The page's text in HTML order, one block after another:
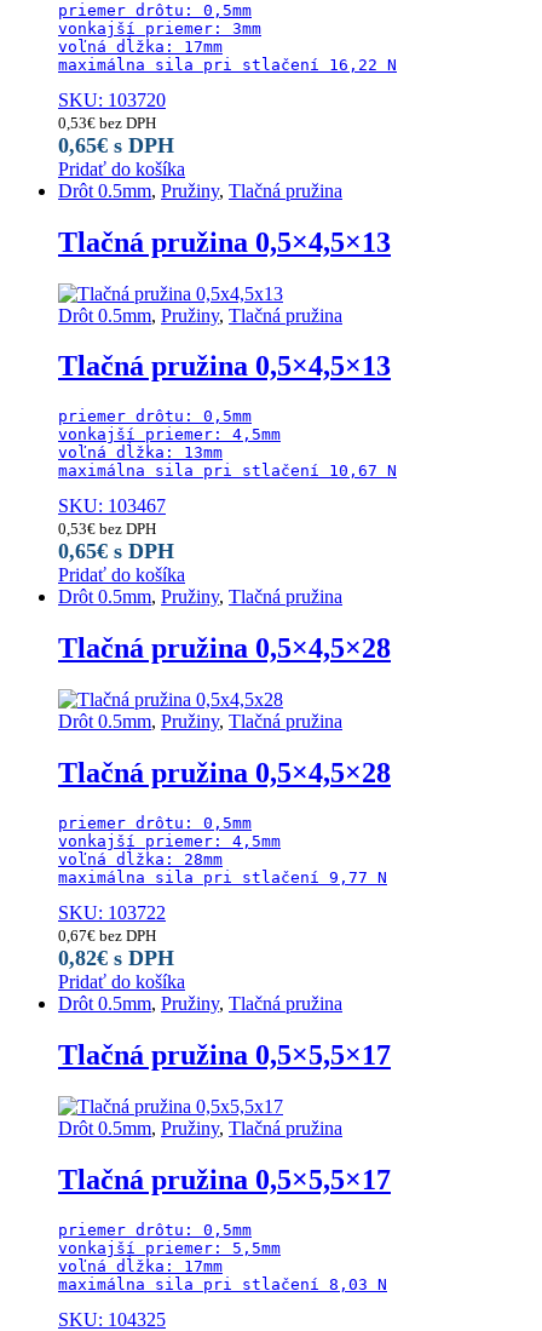
priemer drôtu: 0,5mm
vonkajší priemer: 3mm
voľná dĺžka: 17mm
maximálna sila pri stlačení 16,22 N
SKU: 103720
0,53€ bez DPH
0,65€ s DPH
Pridať do košíka
Drôt 0.5mm, Pružiny, Tlačná pružina
Tlačná pružina 0,5×4,5×13
Drôt 0.5mm, Pružiny, Tlačná pružina
Tlačná pružina 0,5×4,5×13
priemer drôtu: 0,5mm
vonkajší priemer: 4,5mm
voľná dĺžka: 13mm
maximálna sila pri stlačení 10,67 N
SKU: 103467
0,53€ bez DPH
0,65€ s DPH
Pridať do košíka
Drôt 0.5mm, Pružiny, Tlačná pružina
Tlačná pružina 0,5×4,5×28
Drôt 0.5mm, Pružiny, Tlačná pružina
Tlačná pružina 0,5×4,5×28
priemer drôtu: 0,5mm
vonkajší priemer: 4,5mm
voľná dĺžka: 28mm
maximálna sila pri stlačení 9,77 N
SKU: 103722
0,67€ bez DPH
0,82€ s DPH
Pridať do košíka
Drôt 0.5mm, Pružiny, Tlačná pružina
Tlačná pružina 0,5×5,5×17
Drôt 0.5mm, Pružiny, Tlačná pružina
Tlačná pružina 0,5×5,5×17
priemer drôtu: 0,5mm
vonkajší priemer: 5,5mm
voľná dĺžka: 17mm
maximálna sila pri stlačení 8,03 N
SKU: 104325